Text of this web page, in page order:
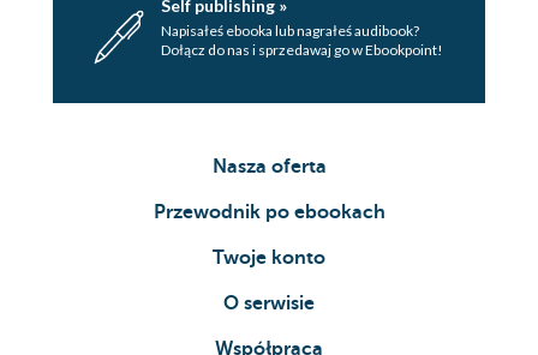
Self publishing »
Napisałeś ebooka lub nagrałeś audibook?
Dołącz do nas i sprzedawaj go w Ebookpoint!
Nasza oferta
Przewodnik po ebookach
Twoje konto
O serwisie
Współpraca